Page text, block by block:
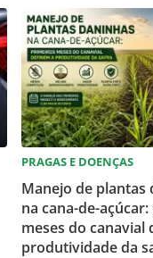
PRAGAS E DOENÇAS
Manejo de plantas
na cana-de-
meses do canavial
produtividade da